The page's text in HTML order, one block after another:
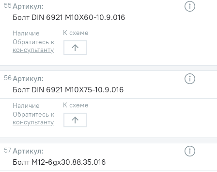
55
Болт DIN 6921 М10X60-10.9.016
Наличие
Обратитесь к
консультанту
К схеме
56
Болт DIN 6921 М10X75-10.9.016
Наличие
Обратитесь к
консультанту
К схеме
57
Болт М12-6gx30.88.35.016